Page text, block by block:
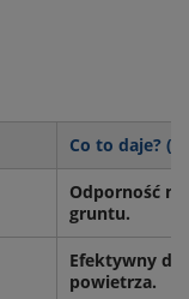
Co to daje?
Odporność
gruntu.
Efektywny
powietrza.